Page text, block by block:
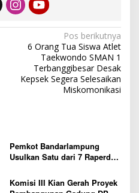
Pos berikutnya
6 Orang Tua Siswa Atlet
Taekwondo SMAN 1
Terbanggibesar Desak
Kepsek Segera Selesaikan
Miskomonikasi
Pemkot Bandarlampung
Usulkan Satu dari 7 Raperda
Komisi III Kian Gerah Proyek